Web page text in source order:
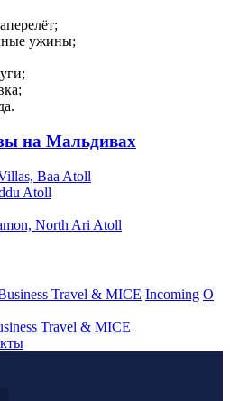
ужины;
на Мальдивах
Baa Atoll
Atoll
North Ari Atoll
Travel & MICE Incoming О
Travel & MICE